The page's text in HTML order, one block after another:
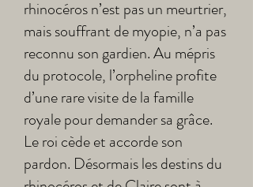
rhinocéros n’est pas un meurtrier,
mais souffrant de myopie, n’a pas
reconnu son gardien. Au mépris
du protocole, l’orpheline profite
d’une rare visite de la famille
royale pour demander sa grâce.
Le roi cède et accorde son
pardon. Désormais les destins du